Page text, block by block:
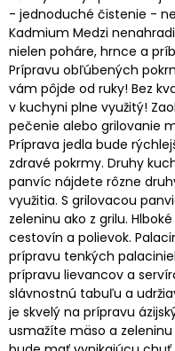
- jednoduché čistenie -
Kadmium Medzi
nielen poháre, hrnce a
Prípravu obľúbených
vám pôjde od ruky! Bez
v kuchyni plne využitý!
pečenie alebo grilovanie
Príprava jedla bude
zdravé pokrmy. Druhy
panvíc nájdete rôzne
využitia. S grilovacou
zeleninu ako z grilu.
cestovín a polievok.
prípravu tenkých
prípravu lievancov a
slávnostnú tabuľu a
je skvelý na prípravu
usmažíte mäso a